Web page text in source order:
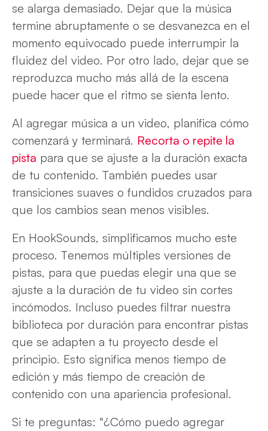
se alarga demasiado. Dejar que la música
termine abruptamente o se desvanezca en el
momento equivocado puede interrumpir la
fluidez del video. Por otro lado, dejar que se
reproduzca mucho más allá de la escena
puede hacer que el ritmo se sienta lento.
Al agregar música a un video, planifica cómo
comenzará y terminará. Recorta o repite la
pista para que se ajuste a la duración exacta
de tu contenido. También puedes usar
transiciones suaves o fundidos cruzados para
que los cambios sean menos visibles.
En HookSounds, simplificamos mucho este
proceso. Tenemos múltiples versiones de
pistas, para que puedas elegir una que se
ajuste a la duración de tu video sin cortes
incómodos. Incluso puedes filtrar nuestra
biblioteca por duración para encontrar pistas
que se adapten a tu proyecto desde el
principio. Esto significa menos tiempo de
edición y más tiempo de creación de
contenido con una apariencia profesional.
Si te preguntas: "¿Cómo puedo agregar